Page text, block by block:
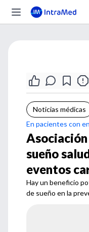
Noticias médicas
En pacientes con
sueño
eventos
Hay un beneficio
de sueño en la